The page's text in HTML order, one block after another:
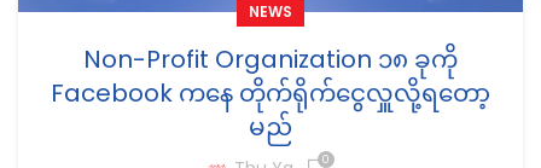
NEWS
Non-Profit Organization ၁၈ ခုကို
Facebook ကနေ တိုက်ရိုက်ငွေလှူလို့ရတော့
မည်
0